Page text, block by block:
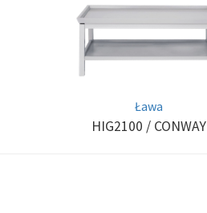
Ława
HIG2100 / CONWAY